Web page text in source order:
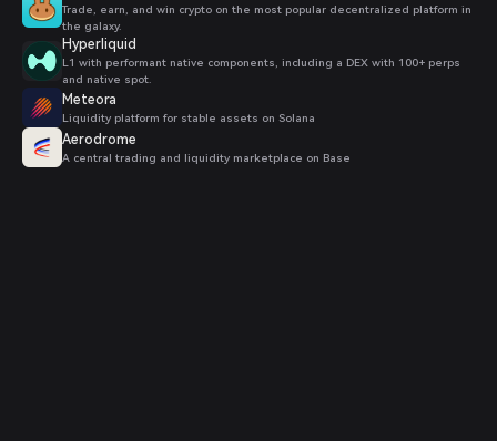
Trade, earn, and win crypto on the most popular decentralized platform in
the galaxy.
Hyperliquid
L1 with performant native components, including a DEX with 100+ perps
and native spot.
Meteora
Liquidity platform for stable assets on Solana
Aerodrome
A central trading and liquidity marketplace on Base